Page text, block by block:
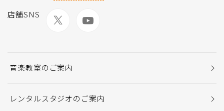
店舗SNS
音楽教室のご案内
レンタルスタジオのご案内